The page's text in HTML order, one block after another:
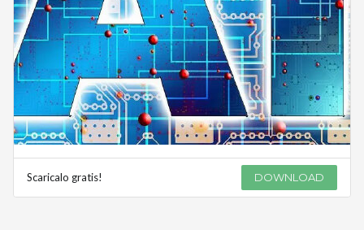
Scaricalo gratis! DOWNLOAD